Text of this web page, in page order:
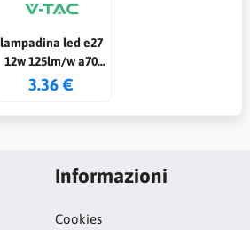
lampadina led e27
12w 125lm/w a70
filamento 3000k
3.36 €
Informazioni
Cookies